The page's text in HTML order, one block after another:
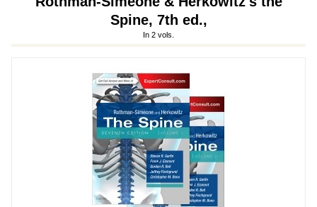
Spine, 7th ed.,
In 2 vols.